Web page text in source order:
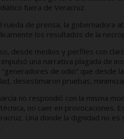
fuera de Veracruz.
rueda de prensa, la gobernadora
los resultados de la
desde medios y perfiles con
una narrativa plagada de
“generadores de odio” que desde
desestimaron pruebas,
no respondió con la misma
no caer en provocaciones.
Una donde la dignidad no